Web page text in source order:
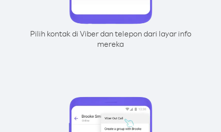
Pilih kontak di Viber dan telepon dari layar info
mereka